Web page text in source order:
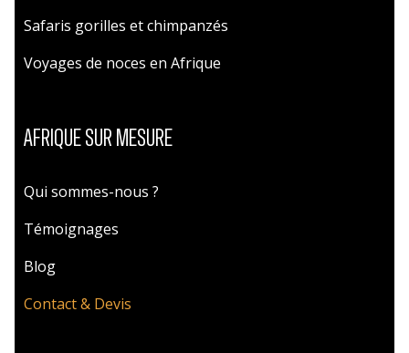
Safaris gorilles et chimpanzés
Voyages de noces en Afrique
AFRIQUE SUR MESURE
Qui sommes-nous ?
Témoignages
Blog
Contact & Devis